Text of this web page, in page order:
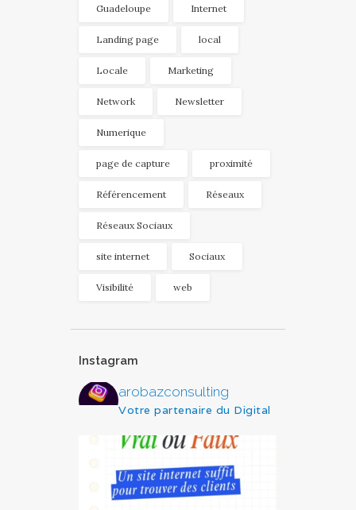
Guadeloupe Internet
Landing page local
Locale Marketing
Network Newsletter
Numerique
page de capture proximité
Référencement Réseaux
Réseaux Sociaux
site internet Sociaux
Visibilité web
Instagram
arobazconsulting
Votre partenaire du Digital